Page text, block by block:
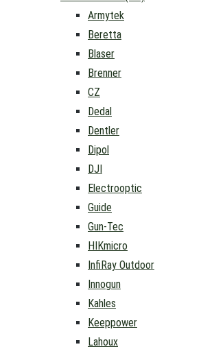
Armytek
Beretta
Blaser
Brenner
CZ
Dedal
Dentler
Dipol
DJI
Electrooptic
Guide
Gun-Tec
HIKmicro
InfiRay Outdoor
Innogun
Kahles
Keeppower
Lahoux